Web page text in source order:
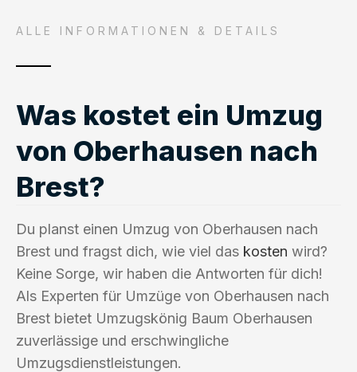
ALLE INFORMATIONEN & DETAILS
Was kostet ein Umzug
von Oberhausen nach
Brest?
Du planst einen Umzug von Oberhausen nach
Brest und fragst dich, wie viel das kosten wird?
Keine Sorge, wir haben die Antworten für dich!
Als Experten für Umzüge von Oberhausen nach
Brest bietet Umzugskönig Baum Oberhausen
zuverlässige und erschwingliche
Umzugsdienstleistungen.